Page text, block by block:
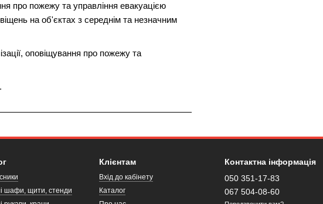
про пожежу та управління евакуацією
на об'єктах з середнім та незначним
оповіщування про пожежу та
шафи, щити, стенди
Клієнтам
Вхід до кабінету
Каталог
Контактна інформація
050 351-17-83
067 504-08-60